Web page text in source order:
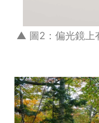
▲ 圖2：偏光鏡上